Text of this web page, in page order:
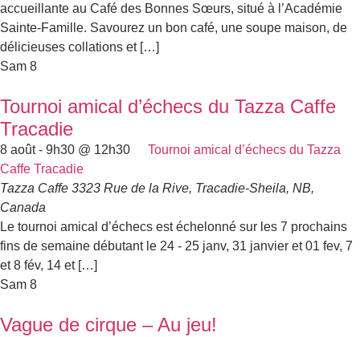
accueillante au Café des Bonnes Sœurs, situé à l’Académie
Sainte-Famille. Savourez un bon café, une soupe maison, de
délicieuses collations et […]
Sam 8
Tournoi amical d’échecs du Tazza Caffe
Tracadie
8 août - 9h30 @ 12h30
Tournoi amical d’échecs du Tazza
Caffe Tracadie
Tazza Caffe 3323 Rue de la Rive, Tracadie-Sheila, NB,
Canada
Le tournoi amical d’échecs est échelonné sur les 7 prochains
fins de semaine débutant le 24 - 25 janv, 31 janvier et 01 fev, 7
et 8 fév, 14 et […]
Sam 8
Vague de cirque – Au jeu!